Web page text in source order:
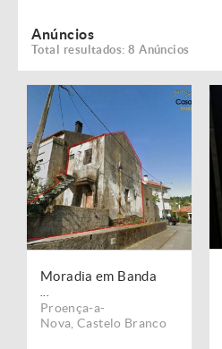
Anúncios
Total resultados: 8 Anúncios
Moradia em Banda
Proença-a-
Nova ,Castelo Branco